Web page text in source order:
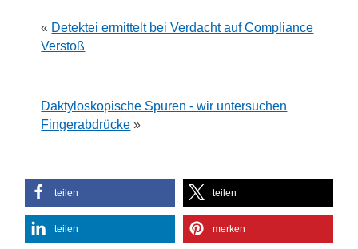
« Detektei ermittelt bei Verdacht auf Compliance
Verstoß
Daktyloskopische Spuren - wir untersuchen
Fingerabdrücke »
teilen teilen
teilen merken